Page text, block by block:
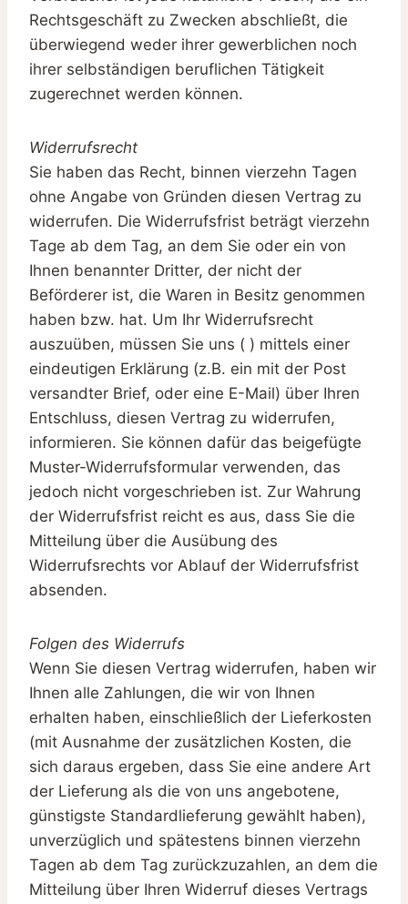
Rechtsgeschäft zu Zwecken abschließt, die
überwiegend weder ihrer gewerblichen noch
ihrer selbständigen beruflichen Tätigkeit
zugerechnet werden können.
Widerrufsrecht
Sie haben das Recht, binnen vierzehn Tagen
ohne Angabe von Gründen diesen Vertrag zu
widerrufen. Die Widerrufsfrist beträgt vierzehn
Tage ab dem Tag, an dem Sie oder ein von
Ihnen benannter Dritter, der nicht der
Beförderer ist, die Waren in Besitz genommen
haben bzw. hat. Um Ihr Widerrufsrecht
auszuüben, müssen Sie uns ( ) mittels einer
eindeutigen Erklärung (z.B. ein mit der Post
versandter Brief, oder eine E-Mail) über Ihren
Entschluss, diesen Vertrag zu widerrufen,
informieren. Sie können dafür das beigefügte
Muster-Widerrufsformular verwenden, das
jedoch nicht vorgeschrieben ist. Zur Wahrung
der Widerrufsfrist reicht es aus, dass Sie die
Mitteilung über die Ausübung des
Widerrufsrechts vor Ablauf der Widerrufsfrist
absenden.
Folgen des Widerrufs
Wenn Sie diesen Vertrag widerrufen, haben wir
Ihnen alle Zahlungen, die wir von Ihnen
erhalten haben, einschließlich der Lieferkosten
(mit Ausnahme der zusätzlichen Kosten, die
sich daraus ergeben, dass Sie eine andere Art
der Lieferung als die von uns angebotene,
günstigste Standardlieferung gewählt haben),
unverzüglich und spätestens binnen vierzehn
Tagen ab dem Tag zurückzuzahlen, an dem die
Mitteilung über Ihren Widerruf dieses Vertrags